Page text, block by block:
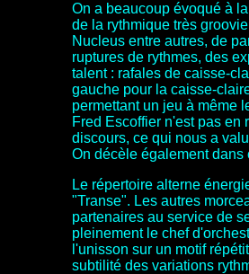
On a beaucoup évoqué à
de la rythmique très
Nucleus entre autres, de
ruptures de rythmes, des
talent : rafales de caisse-
gauche pour la caisse-
permettant un jeu à même
Fred Escoffier n'est pas en
discours, ce qui nous a
On décèle également
Le répertoire alterne
"Transe". Les autres
partenaires au service de
pleinement le chef
l'unisson sur un motif
subtilité des variations